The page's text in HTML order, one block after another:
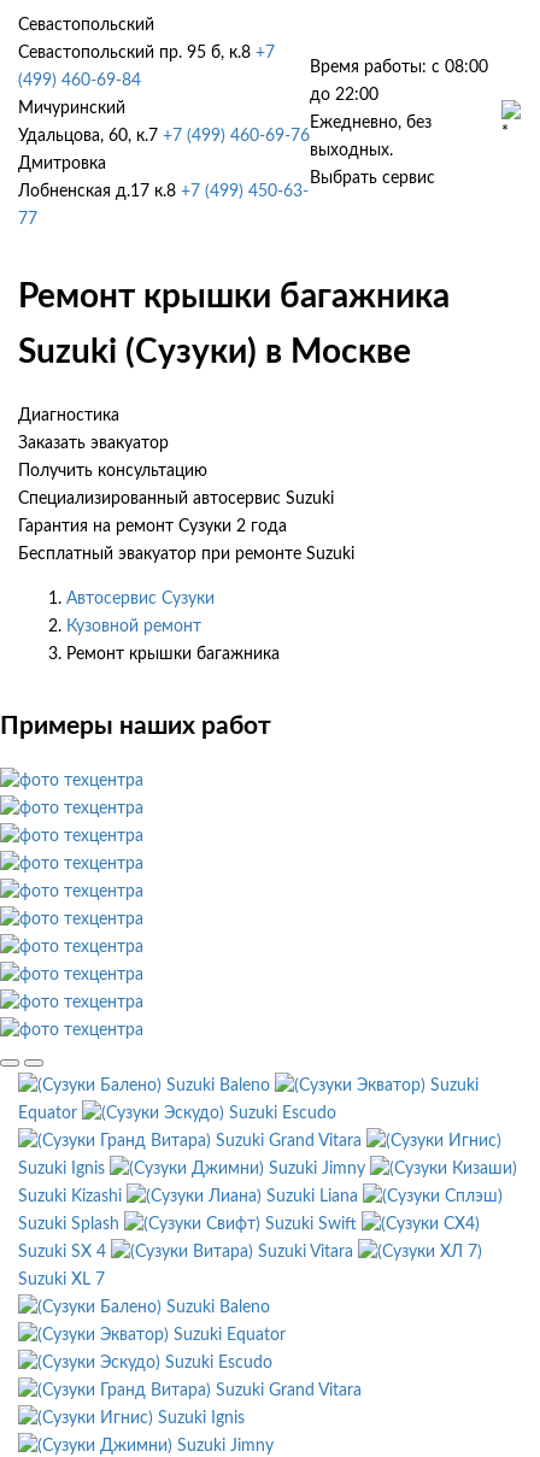
Севастопольский
Севастопольский пр. 95 б, к.8 +7
(499) 460-69-84
Мичуринский
Удальцова, 60, к.7 +7 (499) 460-69-76
Дмитровка
Лобненская д.17 к.8 +7 (499) 450-63-
77
Время работы: с 08:00
до 22:00
Ежедневно, без
выходных.
Выбрать сервис
Ремонт крышки багажника
Suzuki (Сузуки) в Москве
Диагностика
Заказать эвакуатор
Получить консультацию
Специализированный автосервис Suzuki
Гарантия на ремонт Сузуки 2 года
Бесплатный эвакуатор при ремонте Suzuki
Автосервис Сузуки
Кузовной ремонт
Ремонт крышки багажника
Примеры наших работ
Suzuki Baleno
Suzuki
Equator
Suzuki Escudo
Suzuki Grand Vitara
Suzuki Ignis
Suzuki Jimny
Suzuki Kizashi
Suzuki Liana
Suzuki Splash
Suzuki Swift
Suzuki SX 4
Suzuki Vitara
Suzuki XL 7
Suzuki Baleno
Suzuki Equator
Suzuki Escudo
Suzuki Grand Vitara
Suzuki Ignis
Suzuki Jimny